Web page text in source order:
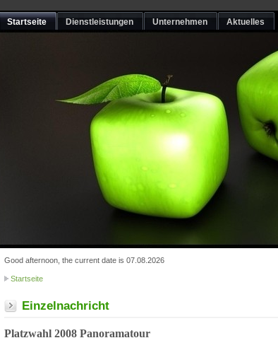
Startseite Dienstleistungen Unternehmen Aktuelles
Good afternoon, the current date is 07.08.2026
Startseite
Einzelnachricht
Platzwahl 2008 Panoramatour